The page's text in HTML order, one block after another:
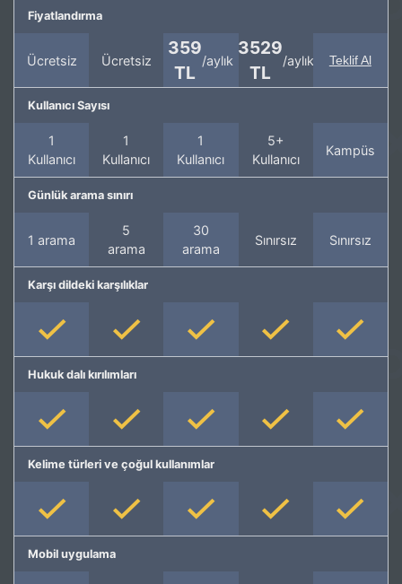
Fiyatlandırma
Ücretsiz Ücretsiz
359
TL
/aylık
3529
TL
/aylık Teklif Al
Kullanıcı Sayısı
1
Kullanıcı
1
Kullanıcı
1
Kullanıcı
5+
Kullanıcı
Kampüs
Günlük arama sınırı
1 arama
5
arama
30
arama
Sınırsız Sınırsız
Karşı dildeki karşılıklar
Hukuk dalı kırılımları
Kelime türleri ve çoğul kullanımlar
Mobil uygulama